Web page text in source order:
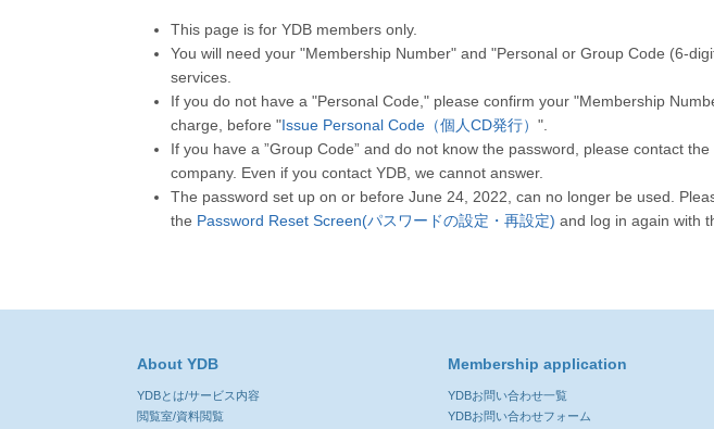
This page is for YDB members only.
You will need your "Membership Number" and "Personal or Group Code (6-
services.
If you do not have a "Personal Code," please confirm your "Membership
charge, before "Issue Personal Code（個人CD発行） ".
If you have a ”Group Code” and do not know the password, please contact
company. Even if you contact YDB, we cannot answer.
The password set up on or before June 24, 2022, can no longer be used.
the Password Reset Screen(パスワードの設定・再設定) and log in again with
About YDB
YDBとは/サービス内容
閲覧室/資料閲覧
Membership application
YDBお問い合わせ一覧
YDBお問い合わせフォーム